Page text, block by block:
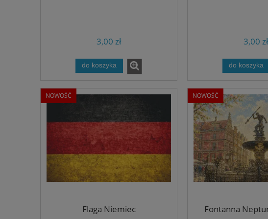
3,00 zł
do koszyka
3,00 zł
do koszyka
Flaga Niemiec
NOWOŚĆ
Fontanna
NOWOŚĆ